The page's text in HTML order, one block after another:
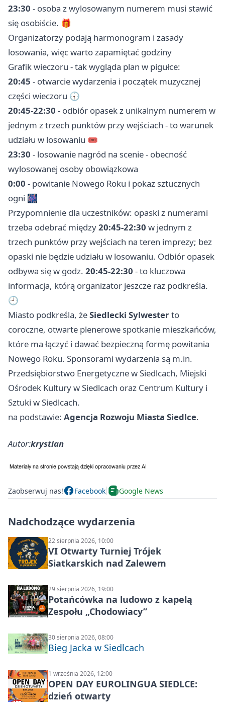
23:30 - osoba z wylosowanym numerem musi stawić
się osobiście. 🎁
Organizatorzy podają harmonogram i zasady
losowania, więc warto zapamiętać godziny
Grafik wieczoru - tak wygląda plan w pigułce:
20:45 - otwarcie wydarzenia i początek muzycznej
części wieczoru 🕣
20:45-22:30 - odbiór opasek z unikalnym numerem w
jednym z trzech punktów przy wejściach - to warunek
udziału w losowaniu 🎟️
23:30 - losowanie nagród na scenie - obecność
wylosowanej osoby obowiązkowa
0:00 - powitanie Nowego Roku i pokaz sztucznych
ogni 🎆
Przypomnienie dla uczestników: opaski z numerami
trzeba odebrać między20:45-22:30 w jednym z
trzech punktów przy wejściach na teren imprezy; bez
opaski nie będzie udziału w losowaniu. Odbiór opasek
odbywa się w godz. 20:45-22:30 - to kluczowa
informacja, którą organizator jeszcze raz podkreśla.
🕘
Miasto podkreśla, żeSiedlecki Sylwesterto
coroczne, otwarte plenerowe spotkanie mieszkańców,
które ma łączyć i dawać bezpieczną formę powitania
Nowego Roku. Sponsorami wydarzenia są m.in.
Przedsiębiorstwo Energetyczne w Siedlcach, Miejski
Ośrodek Kultury w Siedlcach oraz Centrum Kultury i
Sztuki w Siedlcach.
na podstawie: Agencja Rozwoju Miasta Siedlce.
Autor:krystian
Zaobserwuj nas! Facebook Google News
Nadchodzące wydarzenia
22 sierpnia 2026, 10:00
VI Otwarty Turniej Trójek
Siatkarskich nad Zalewem
29 sierpnia 2026, 19:00
Potańcówka na ludowo z kapelą
Zespołu „Chodowiacy”
30 sierpnia 2026, 08:00
Bieg Jacka w Siedlcach
1 września 2026, 12:00
OPEN DAY EUROLINGUA SIEDLCE:
dzień otwarty